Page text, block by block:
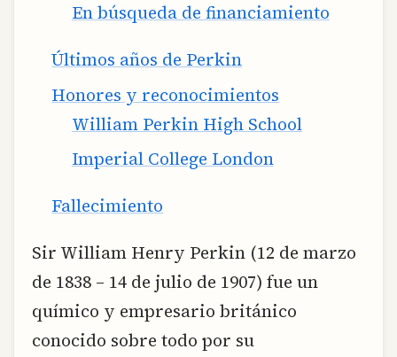
En búsqueda de financiamiento
Últimos años de Perkin
Honores y reconocimientos
William Perkin High School
Imperial College London
Fallecimiento
Sir William Henry Perkin (12 de marzo
de 1838 – 14 de julio de 1907) fue un
químico y empresario británico
conocido sobre todo por su